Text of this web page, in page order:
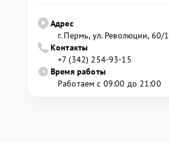
Адрес
г. Пермь, ул. ​Революции, 60/1
Контакты
+7 (342) 254-93-15
Время работы
Работаем с 09:00 до 21:00